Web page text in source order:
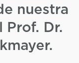
nuestra
Dr.